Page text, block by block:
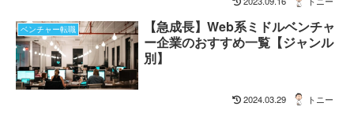
ベンチャー転職
【急成長】Web系ミドルベンチャ
ー企業のおすすめ一覧【ジャンル
別】
2024.03.29 トニー